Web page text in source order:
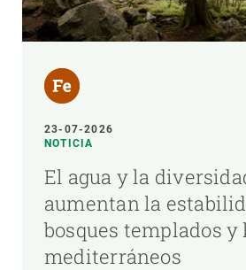
23-07-2026
NOTICIA
El agua y la
aumentan la
bosques templados y
mediterráneos